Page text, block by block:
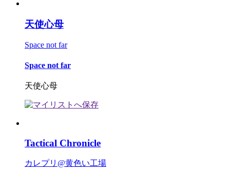
天使心母
Space not far
Space not far
天使心母
Tactical Chronicle
カレプリ@黄色い工場